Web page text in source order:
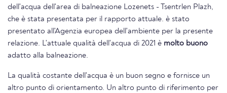
dell'acqua dell'area di balneazione Lozenets - Tsentrlen Plazh,
che è stata presentata per il rapporto attuale. è stato
presentato all'Agenzia europea dell'ambiente per la presente
relazione. L'attuale qualità dell'acqua di 2021 è molto buono
adatto alla balneazione.
La qualità costante dell'acqua è un buon segno e fornisce un
altro punto di orientamento. Un altro punto di riferimento per